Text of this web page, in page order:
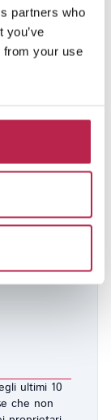
partners who
you’ve
from your use
ultimi 10
che non